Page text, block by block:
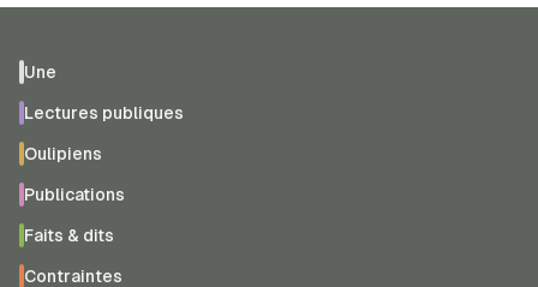
Une
Lectures publiques
Oulipiens
Publications
Faits & dits
Contraintes